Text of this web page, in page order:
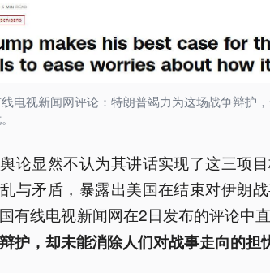
电视新闻网评论：特朗普竭力为这场战争辩护
论显然不认为其讲话实现了这三项
与矛盾，暴露出美国在结束对伊朗
有线电视新闻网在2日发布的评论中直
护，却未能消除人们对战事走向的担